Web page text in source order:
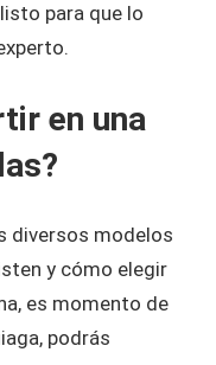
para que lo
en una
diversos modelos
y cómo elegir
es momento de
podrás